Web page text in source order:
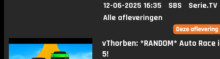
12-06-2025 16:35 SBS
Serie.TV
Alle afleveringen
vThorben: *RANDOM* Auto Race
5!